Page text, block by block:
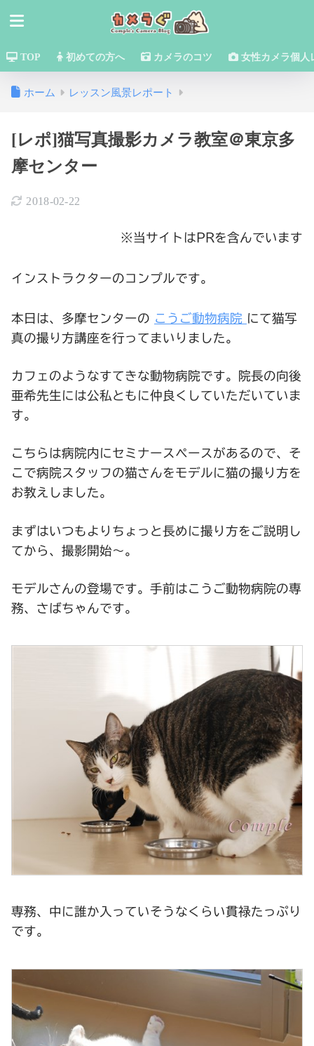
TOP 初めての方へ カメラのコツ 女性カメラ個人
ホーム レッスン風景レポート
[レポ]猫写真撮影カメラ教室＠東京多
摩センター
2018-02-22
※当サイトはPRを含んでいます
インストラクターのコンプルです。
本日は、多摩センターの こうご動物病院 にて猫写
真の撮り方講座を行ってまいりました。
カフェのようなすてきな動物病院です。院長の向後
亜希先生には公私ともに仲良くしていただいていま
す。
こちらは病院内にセミナースペースがあるので、そ
こで病院スタッフの猫さんをモデルに猫の撮り方を
お教えしました。
まずはいつもよりちょっと長めに撮り方をご説明し
てから、撮影開始～。
モデルさんの登場です。手前はこうご動物病院の専
務、さばちゃんです。
専務、中に誰か入っていそうなくらい貫禄たっぷり
です。